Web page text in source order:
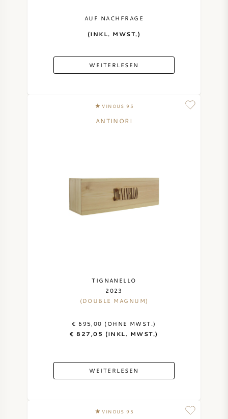
AUF NACHFRAGE
(INKL. MWST.)
WEITERLESEN
VINOUS 95
ANTINORI
TIGNANELLO
2023
(DOUBLE MAGNUM)
€ 695,00 (OHNE MWST.)
€ 827,05 (INKL. MWST.)
WEITERLESEN
VINOUS 95